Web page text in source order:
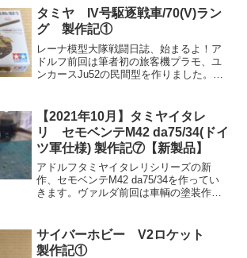
成。ずいぶん時間がかかったね。アドル
フ今月はこれで3つ目...
タミヤ IV号駆逐戦車/70(V)ラン
グ 製作記①
レーナ模型大隊戦闘日誌、始まるよ！ア
ドルフ前回は筆者初の旅客機プラモ、ユ
ンカースJu52の民間型を作りました。今
に戦車でも作ってみよう。レーナなるべ
く簡単そうなのがいい...
【2021年10月】タミヤイタレ
リ セモベンテM42 da75/34(ドイ
ツ軍仕様) 製作記⑦【新製品】
アドルフタミヤイタレリシリーズの新
作、セモベンテM42 da75/34を作ってい
きます。ヴァルダ前回は車輌の塗装作業
アドルフ前回の塗装やり直しでだいぶ時
間を使いましたか...
サイバーホビー V2ロケット
製作記①